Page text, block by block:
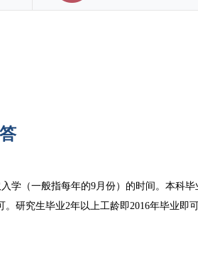
学（一般指每年的9月份）的时间。本科毕
研究生毕业2年以上工龄即2016年毕业即